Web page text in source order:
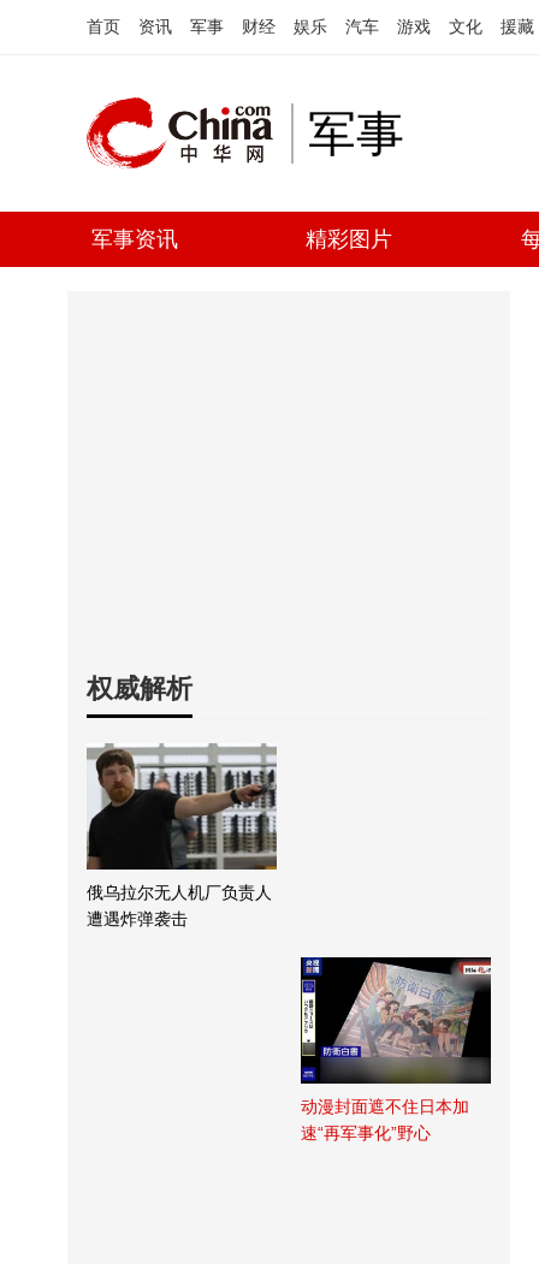
首页 资讯 军事 财经 娱乐 汽车 游戏 文化 援藏
军事
军事资讯 精彩图片
权威解析
俄乌拉尔无人机厂负责人
遭遇炸弹袭击
动漫封面遮不住日本加
速“再军事化”野心